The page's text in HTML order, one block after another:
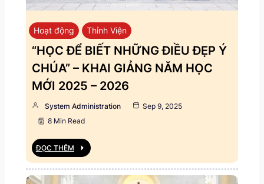
Hoạt động Thỉnh Viện
“HỌC ĐỂ BIẾT NHỮNG ĐIỀU ĐẸP Ý
CHÚA” – KHAI GIẢNG NĂM HỌC
MỚI 2025 – 2026
System Administration
Sep 9, 2025
8 Min Read
ĐỌC THÊM